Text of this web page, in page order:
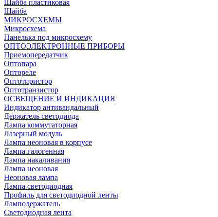
Шайба пластиковая
Шайба
МИКРОСХЕМЫ
Микросхема
Панелька под микросхему
ОПТОЭЛЕКТРОННЫЕ ПРИБОРЫ
Приемопередатчик
Оптопара
Оптореле
Оптотиристор
Оптотранзистор
ОСВЕЩЕНИЕ И ИНДИКАЦИЯ
Индикатор антивандальный
Держатель светодиода
Лампа коммутаторная
Лазерный модуль
Лампа неоновая в корпусе
Лампа галогенная
Лампа накаливания
Лампа неоновая
Неоновая лампа
Лампа светодиодная
Профиль для светодиодной ленты
Ламподержатель
Светодиодная лента